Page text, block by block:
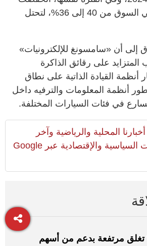
حصة «ميكرون» في السوق من 40 إلى 36%، لتحتل
إلى أن «سامسونغ للإلكترونيات»
على رقائق الذاكرة
أنظمة القيادة الذاتية على نطاق
أنظمة المعلومات والترفيه داخل
في فئات السيارات المختلفة.
المحلية والرياضية وآخر
المستجدات السياسية والإقتصادية عبر Google
مرتفعة بدعم من أسهم